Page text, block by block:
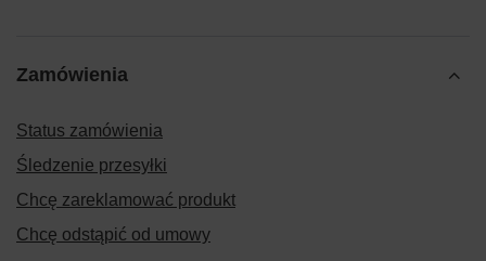
Zamówienia
Status zamówienia
Śledzenie przesyłki
Chcę zareklamować produkt
Chcę odstąpić od umowy